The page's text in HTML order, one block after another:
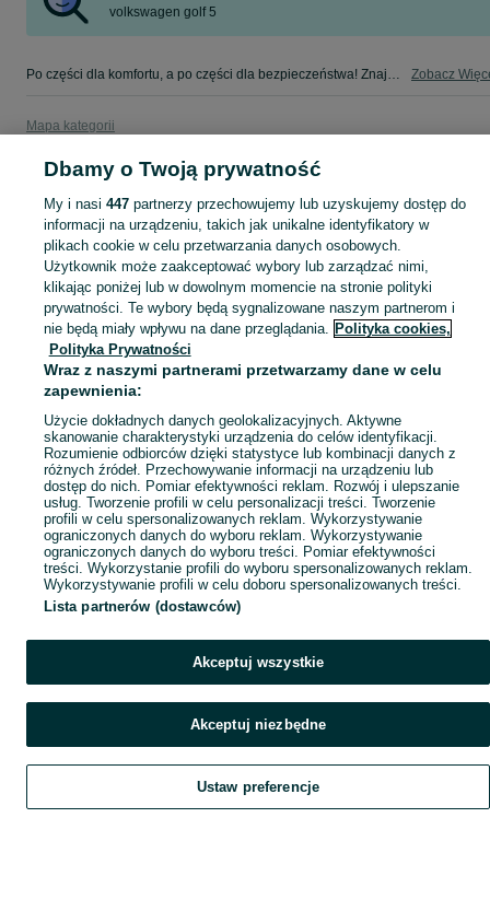
volkswagen golf 5
Po części dla komfortu, a po części dla bezpieczeństwa! Znajdź coś dla swojego auta w kategorii Osobowe na OLX - Pabianice i okolice! Zobacz
Mapa kategorii
Mapa ministron
Popularne wyszukiwania
Szukaj Obserwujesz Dodaj Czat Konto
Dbamy o Twoją prywatność
My i nasi 447partnerzy przechowujemy lub uzyskujemy dostęp do
informacji na urządzeniu, takich jak unikalne identyfikatory w
plikach cookie w celu przetwarzania danych osobowych.
Użytkownik może zaakceptować wybory lub zarządzać nimi,
klikając poniżej lub w dowolnym momencie na stronie polityki
prywatności. Te wybory będą sygnalizowane naszym partnerom i
nie będą miały wpływu na dane przeglądania. Polityka cookies,
Polityka Prywatności
Wraz z naszymi partnerami przetwarzamy dane w celu
zapewnienia:
Użycie dokładnych danych geolokalizacyjnych. Aktywne
skanowanie charakterystyki urządzenia do celów identyfikacji.
Rozumienie odbiorców dzięki statystyce lub kombinacji danych z
różnych źródeł. Przechowywanie informacji na urządzeniu lub
dostęp do nich. Pomiar efektywności reklam. Rozwój i ulepszanie
usług. Tworzenie profili w celu personalizacji treści. Tworzenie
profili w celu spersonalizowanych reklam. Wykorzystywanie
ograniczonych danych do wyboru reklam. Wykorzystywanie
ograniczonych danych do wyboru treści. Pomiar efektywności
treści. Wykorzystanie profili do wyboru spersonalizowanych reklam.
Wykorzystywanie profili w celu doboru spersonalizowanych treści.
Lista partnerów (dostawców)
Akceptuj wszystkie
Akceptuj niezbędne
Ustaw preferencje